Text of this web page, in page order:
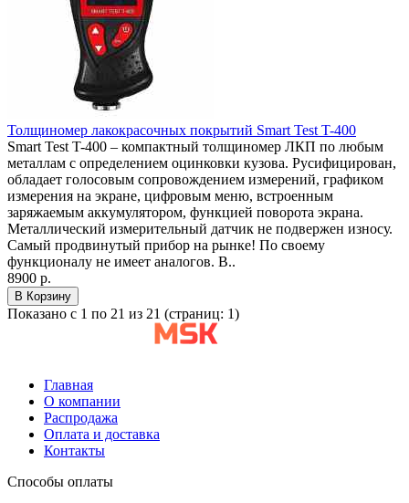
Толщиномер лакокрасочных покрытий Smart Test T-400
Smart Test T-400 – компактный толщиномер ЛКП по любым
металлам с определением оцинковки кузова. Русифицирован,
обладает голосовым сопровождением измерений, графиком
измерения на экране, цифровым меню, встроенным
заряжаемым аккумулятором, функцией поворота экрана.
Металлический измерительный датчик не подвержен износу.
Самый продвинутый прибор на рынке! По своему
функционалу не имеет аналогов. В..
8900 р.
В Корзину
Показано с 1 по 21 из 21 (страниц: 1)
Главная
О компании
Распродажа
Оплата и доставка
Контакты
Способы оплаты